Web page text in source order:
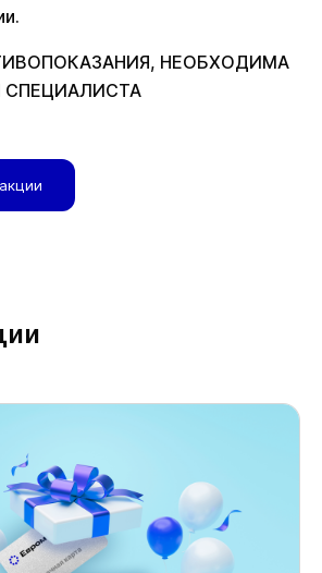
НЕОБХОДИМА
СПЕЦИАЛИСТА